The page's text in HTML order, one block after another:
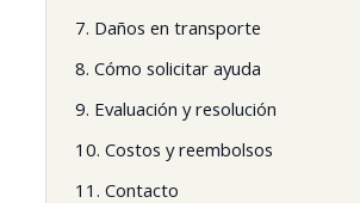
7. Daños en transporte
8. Cómo solicitar ayuda
9. Evaluación y resolución
10. Costos y reembolsos
11. Contacto